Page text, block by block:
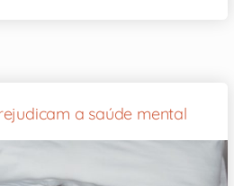
a saúde mental